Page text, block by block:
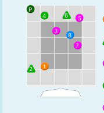
1
2
3
4 5
6
P
7
8